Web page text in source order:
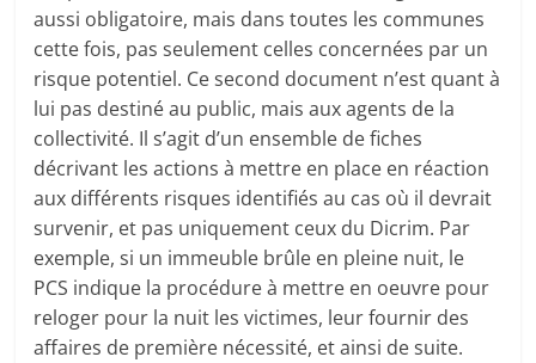
aussi obligatoire, mais dans toutes les communes
cette fois, pas seulement celles concernées par un
risque potentiel. Ce second document n’est quant à
lui pas destiné au public, mais aux agents de la
collectivité. Il s’agit d’un ensemble de fiches
décrivant les actions à mettre en place en réaction
aux différents risques identifiés au cas où il devrait
survenir, et pas uniquement ceux du Dicrim. Par
exemple, si un immeuble brûle en pleine nuit, le
PCS indique la procédure à mettre en oeuvre pour
reloger pour la nuit les victimes, leur fournir des
affaires de première nécessité, et ainsi de suite.